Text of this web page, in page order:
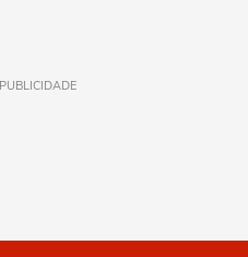
PUBLICIDADE